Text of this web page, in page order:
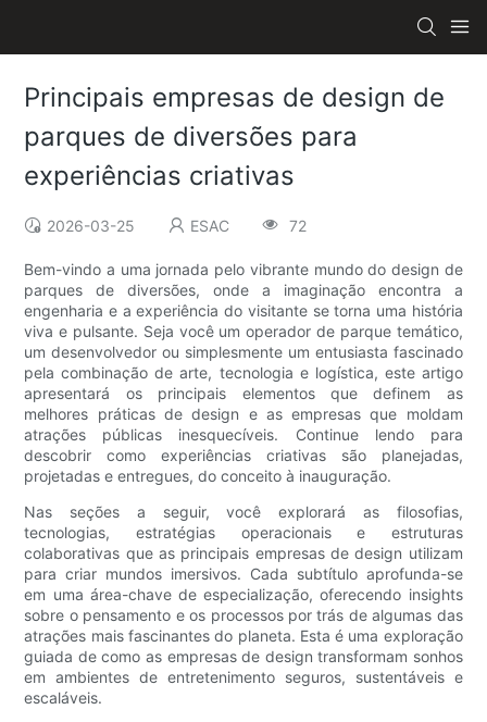
Principais empresas de design de
parques de diversões para
experiências criativas
2026-03-25 ESAC 72
Bem-vindo a uma jornada pelo vibrante mundo do design de
parques de diversões, onde a imaginação encontra a
engenharia e a experiência do visitante se torna uma história
viva e pulsante. Seja você um operador de parque temático,
um desenvolvedor ou simplesmente um entusiasta fascinado
pela combinação de arte, tecnologia e logística, este artigo
apresentará os principais elementos que definem as
melhores práticas de design e as empresas que moldam
atrações públicas inesquecíveis. Continue lendo para
descobrir como experiências criativas são planejadas,
projetadas e entregues, do conceito à inauguração.
Nas seções a seguir, você explorará as filosofias,
tecnologias, estratégias operacionais e estruturas
colaborativas que as principais empresas de design utilizam
para criar mundos imersivos. Cada subtítulo aprofunda-se
em uma área-chave de especialização, oferecendo insights
sobre o pensamento e os processos por trás de algumas das
atrações mais fascinantes do planeta. Esta é uma exploração
guiada de como as empresas de design transformam sonhos
em ambientes de entretenimento seguros, sustentáveis ​​e
escaláveis.